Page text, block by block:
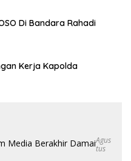
Di Bandara Rahadi
Kerja Kapolda
Agus
Tus